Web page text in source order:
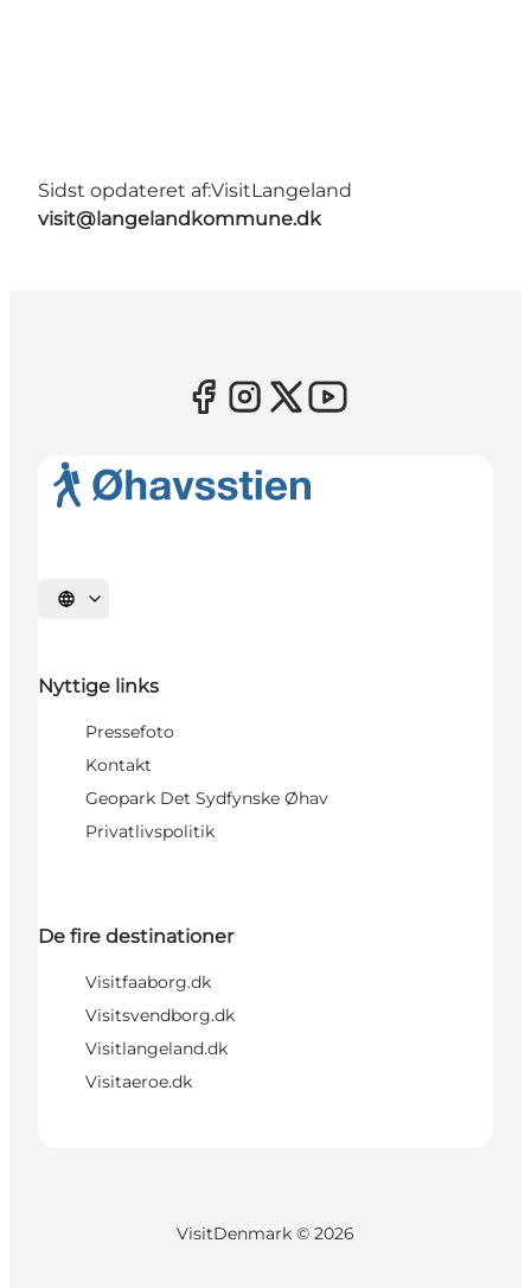
Sidst opdateret af:VisitLangeland
visit@langelandkommune.dk
Vælg sprog
Nyttige links
Pressefoto
Kontakt
Geopark Det Sydfynske Øhav
Privatlivspolitik
De fire destinationer
Visitfaaborg.dk
Visitsvendborg.dk
Visitlangeland.dk
Visitaeroe.dk
VisitDenmark © 2026